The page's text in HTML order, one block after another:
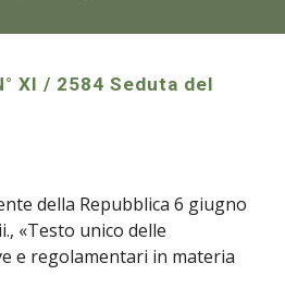
XI / 2584 Seduta del
della Repubblica 6 giugno
«Testo unico delle
e regolamentari in materia